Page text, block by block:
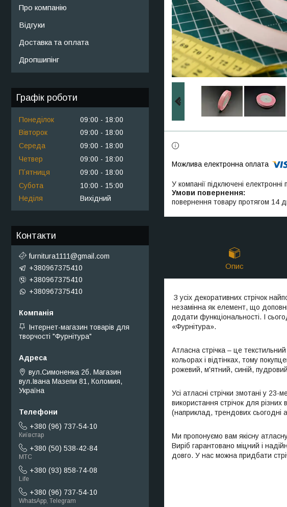
У компанії підключені
повернення товару протягом 14
Опис
З усіх декоративних стрічок
незамінна як елемент, що
додати функціональності. І
«Фурнітура».
Атласна стрічка – це
кольорах і відтінках, тому
рожевий, м'ятний, синій,
Усі атласні стрічки змотані у
використання стрічок для
(наприклад, трендових сьогодні
Ми пропонуємо вам якісну
Виріб гарантовано міцний і
довго. У нас можна придбати
Про компанію
Відгуки
Доставка та оплата
Дропшипінг
Графік роботи
Понеділок 09:00
18:00
Вівторок
09:00
18:00
Середа
09:00
18:00
Четвер
09:00
18:00
Пʼятниця
09:00
18:00
Субота
10:00
15:00
Неділя
Вихідний
Контакти
furnitura1111@gmail.com
+380967375410
+380967375410
+380967375410
Інтернет-магазин товарів для
творчості "Фурнітура"
вул.Симоненка 2б. Магазин
вул.Івана Мазепи 81, Коломия,
Україна
+380 (96) 737-54-10
Київстар
+380 (50) 538-42-84
МТС
+380 (93) 858-74-08
Life
+380 (96) 737-54-10
WhatsApp, Telegram